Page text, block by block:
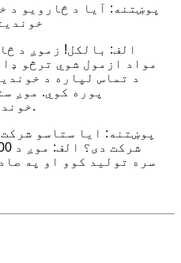
پوښتنه: آیا د څارویو د
الف: بالکل! زموږ د
مواد ازمول شوي ترڅو
د تماس لپاره د
پوره کوي. موږ
خوندیتوب ته لومړیتوب ورکوو.
پوښتنه: ایا ستاسو